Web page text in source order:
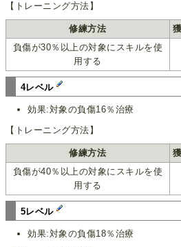
【トレーニング方法】
修練方法
負傷が30％以上の対象にスキルを使
用する
4レベル
効果:対象の負傷16％治療
【トレーニング方法】
修練方法
負傷が40％以上の対象にスキルを使
用する
5レベル
効果:対象の負傷18％治療